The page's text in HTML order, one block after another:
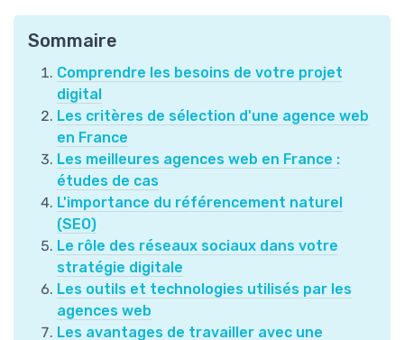
Sommaire
Comprendre les besoins de votre projet
digital
Les critères de sélection d'une agence web
en France
Les meilleures agences web en France :
études de cas
L'importance du référencement naturel
(SEO)
Le rôle des réseaux sociaux dans votre
stratégie digitale
Les outils et technologies utilisés par les
agences web
Les avantages de travailler avec une